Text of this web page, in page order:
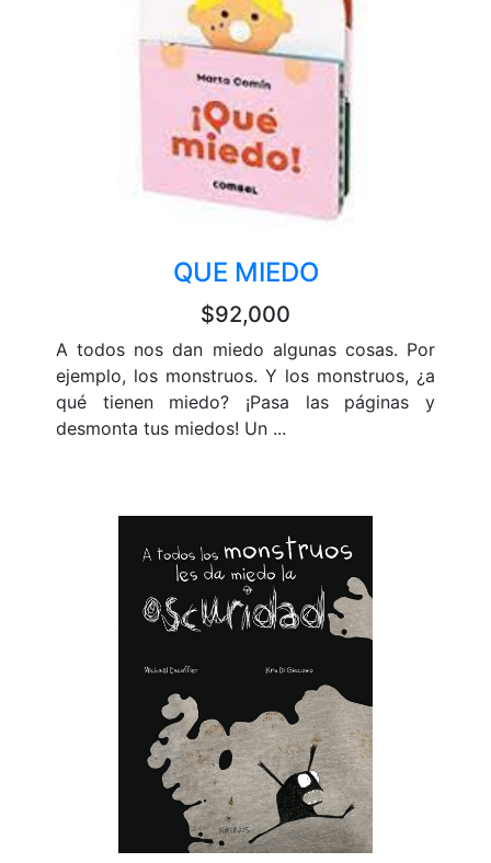
QUE MIEDO
$92,000
A todos nos dan miedo algunas cosas. Por
ejemplo, los monstruos. Y los monstruos, ¿a
qué tienen miedo? ¡Pasa las páginas y
desmonta tus miedos! Un ...